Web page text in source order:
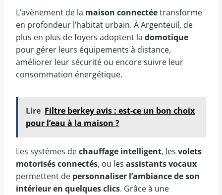
L’avènement de la maison connectéetransforme
en profondeur l’habitat urbain. À Argenteuil, de
plus en plus de foyers adoptent la domotique
pour gérer leurs équipements à distance,
améliorer leur sécurité ou encore suivre leur
consommation énergétique.
Lire Filtre berkey avis : est-ce un bon choix
pour l’eau à la maison ?
Les systèmes dechauffage intelligent, les volets
motorisés connectés, ou les assistants vocaux
permettent de personnaliser l’ambiance de son
intérieur en quelques clics. Grâce à une